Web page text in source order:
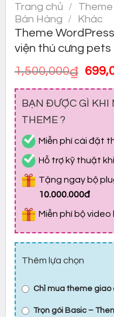
Trang chủ /
Bán Hàng / Khác
Theme
viện thú cưng pets
1,500,000₫ Giá
là:
BẠN ĐƯỢC GÌ KHI
THEME ?
Miễn phí cài đặt
Hỗ trợ kỹ thuật
Tặng ngay bộ
10.000.000đ
Miễn phí bộ
Thêm lựa chọn
Chỉ mua theme giao
Trọn gói Basic –